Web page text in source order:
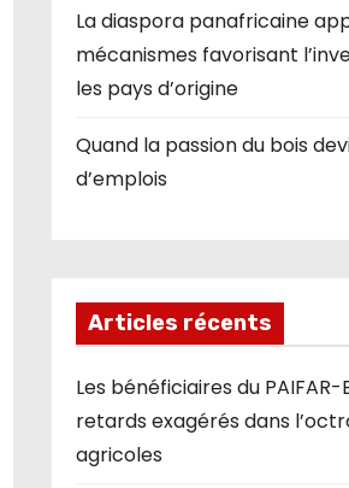
La diaspora panafricaine
mécanismes favorisant
les pays d’origine
Quand la passion du bois
d’emplois
Articles récents
Les bénéficiaires du
retards exagérés dans
agricoles